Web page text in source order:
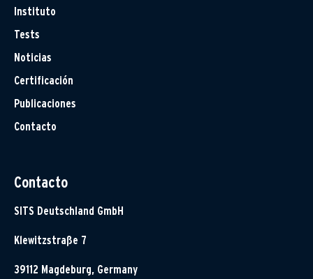
Instituto
Tests
Noticias
Certificación
Publicaciones
Contacto
Contacto
SITS Deutschland GmbH
Klewitzstraße 7
39112 Magdeburg, Germany